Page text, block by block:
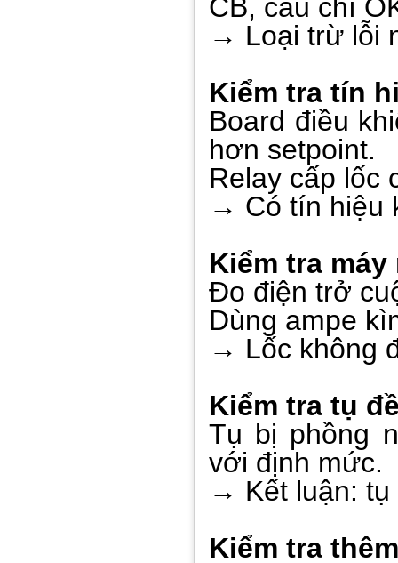
CB, cầu chì
→ Loại trừ lỗi
Kiểm tra tín
Board điều
hơn setpoint.
Relay cấp lốc
→ Có tín hiệu
Kiểm tra
Đo điện trở
Dùng ampe
→ Lốc không
Kiểm tra tụ
Tụ bị phồng
với định mức.
→ Kết luận:
Kiểm tra